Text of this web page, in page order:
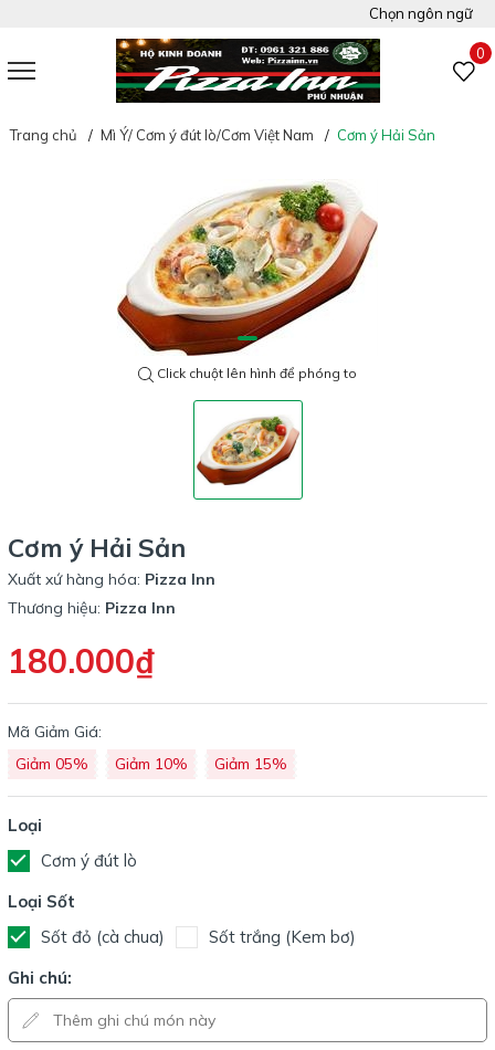
Chọn ngôn ngữ
0
Trang chủ Mì Ý/ Cơm ý đút lò/Cơm Việt Nam Cơm ý Hải Sản
Click chuột lên hình để phóng to
Cơm ý Hải Sản
Xuất xứ hàng hóa: Pizza Inn
Thương hiệu: Pizza Inn
180.000₫
Mã Giảm Giá:
Giảm 05%
Giảm 10% Giảm 15%
Loại
Cơm ý đút lò
Loại Sốt
Sốt đỏ (cà chua)
Sốt trắng (Kem bơ)
Ghi chú: